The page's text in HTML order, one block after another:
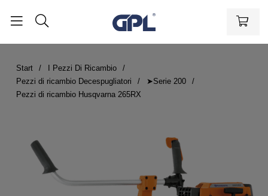
Start
I Pezzi Di Ricambio
Pezzi di ricambio Decespugliatori
➤Serie 200
Pezzi di ricambio Husqvarna 265RX